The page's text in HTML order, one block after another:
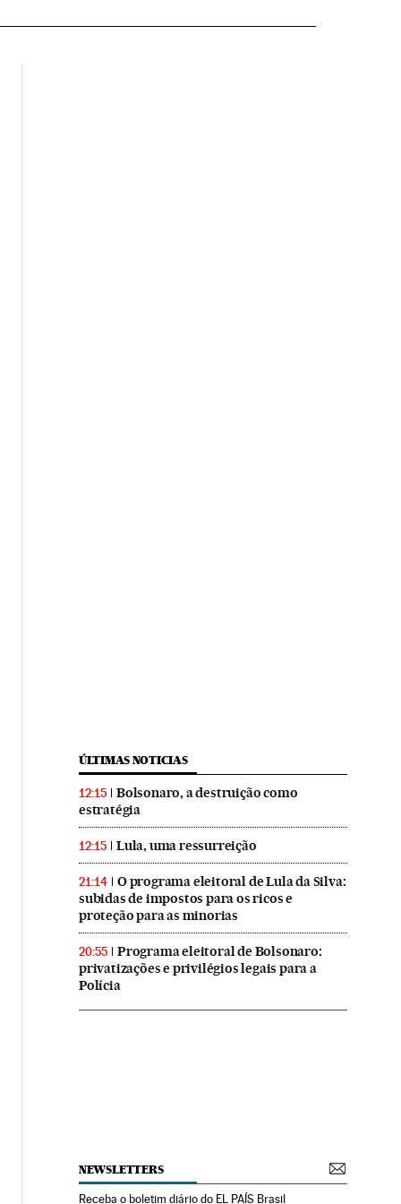
ÚLTIMAS NOTICIAS
12:15
Bolsonaro, a destruição como
estratégia
12:15 Lula, uma ressurreição
21:14
O programa eleitoral de Lula da Silva:
subidas de impostos para os ricos e
proteção para as minorias
20:55
Programa eleitoral de Bolsonaro:
privatizações e privilégios legais para a
Polícia
NEWSLETTERS
Receba o boletim diário do EL PAÍS Brasil